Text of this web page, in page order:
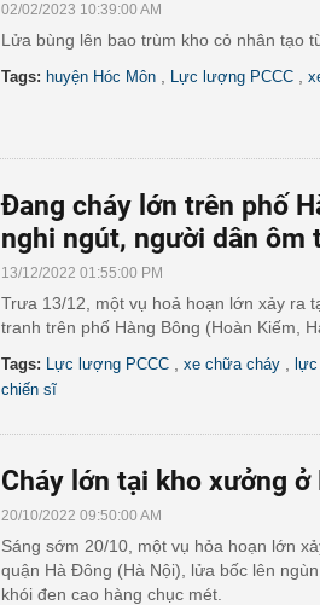
02/02/2023 10:39:00 AM
Lửa bùng lên bao trùm kho cỏ nhân tạo
Tags: huyện Hóc Môn Lực lượng PCCC
Đang cháy lớn trên phố
nghi ngút, người dân ôm
13/12/2022 01:55:00 PM
Trưa 13/12, một vụ hoả hoạn lớn xảy ra
tranh trên phố Hàng Bông (Hoàn Kiếm,
Tags: Lực lượng PCCC xe chữa cháy
chiến sĩ
Cháy lớn tại kho xưởng ở
20/10/2022 09:50:00 AM
Sáng sớm 20/10, một vụ hỏa hoạn lớn
quận Hà Đông (Hà Nội), lửa bốc lên
khói đen cao hàng chục mét.